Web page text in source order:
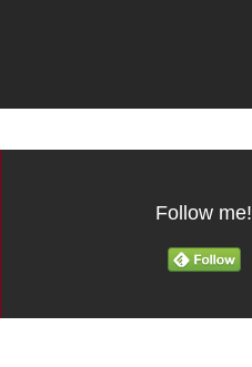
Follow me!